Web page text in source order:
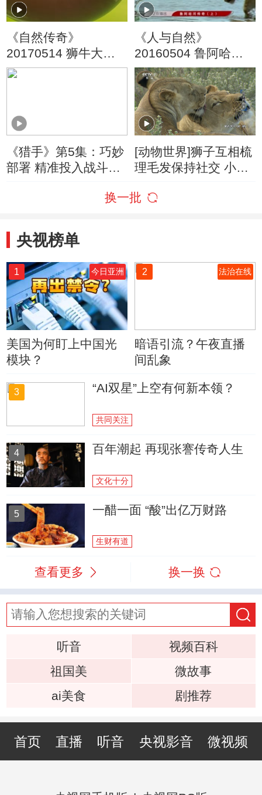
《自然传奇》
20170514 狮牛大对
决
《人与自然》
20160504 鲁阿哈河
传奇（上）
《猎手》第5集：巧妙
部署 精准投入战斗力
[动物世界]狮子互相梳
理毛发保持社交 小狮
换一批
央视榜单
1 今日亚洲
美国为何盯上中国光
模块？
2 法治在线
暗语引流？午夜直播
间乱象
3 “AI双星”上空有何新本领？
共同关注
4 百年潮起 再现张謇传奇人生
文化十分
5 一醋一面 “酸”出亿万财路
生财有道
查看更多 换一换
听音
视频百科
祖国美
微故事
ai美食
剧推荐
首页 直播 听音 央视影音 微视频